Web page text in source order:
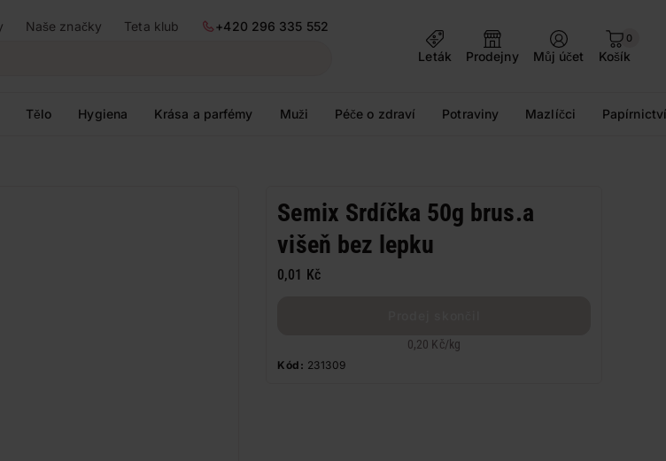
Naše značky Teta klub
+420 296 335 552
Leták
Prodejny Můj účet
0
Košík
Tělo Hygiena Krása a parfémy Muži Péče o zdraví Potraviny Mazlíčci
Semix Srdíčka 50g brus.a
višeň bez lepku
0,01 Kč
0,20 Kč/kg
Kód: 231309